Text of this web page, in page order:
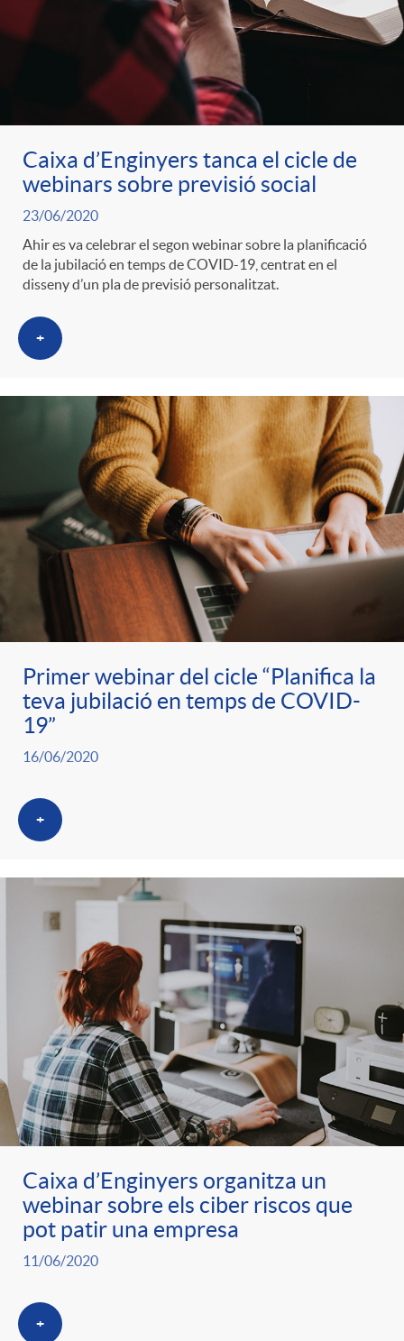
Caixa d’Enginyers tanca el cicle de
webinars sobre previsió social
23/06/2020
Ahir es va celebrar el segon webinar sobre la planificació
de la jubilació en temps de COVID-19, centrat en el
disseny d’un pla de previsió personalitzat.
+
Primer webinar del cicle “Planifica la
teva jubilació en temps de COVID-
19”
16/06/2020
+
Caixa d’Enginyers organitza un
webinar sobre els ciber riscos que
pot patir una empresa
11/06/2020
+